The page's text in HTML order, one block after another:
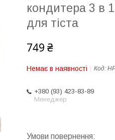
кондитера 3 в
для тіста
749 ₴
Немає в наявності Код:
+380 (93) 423-83-89
Менеджер